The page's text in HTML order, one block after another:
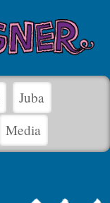
Juba
Media